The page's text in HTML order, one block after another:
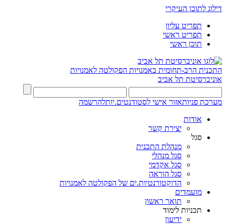
דילוג לתוכן העיקרי
תפריט עליון
תפריט ראשי
תוכן ראשי
התכנית הרב-תחומית באמנויות הפקולטה לאמנויות
אוניברסיטת תל אביב
מערכת פניותאזור אישי לסטודנטים.יותלהרשמה
אודות
יצירת קשר
סגל
מנהלת התכנית
סגל מנהלי
סגל אקדמי
סגל הוראה
הדוקטורנטיות.ים של הפקולטה לאמנויות
מועמדים
תואר ראשון
תכניות לימוד
ידיעון